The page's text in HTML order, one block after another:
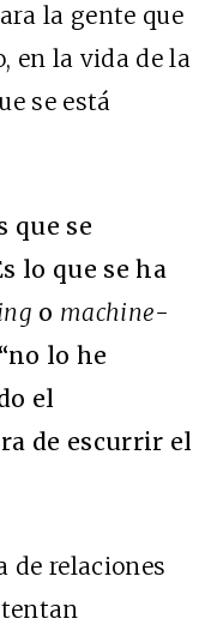
la gente que
en la vida de la
se está
que se
lo que se ha
o machine-
lo he
el
de escurrir el
de relaciones